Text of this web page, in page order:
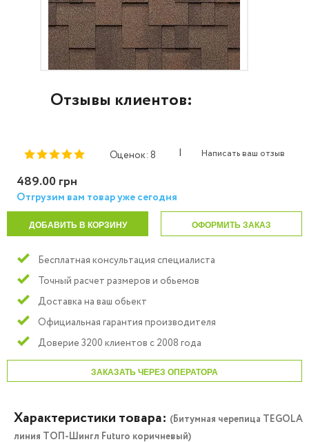
Отзывы клиентов:
Оценок: 8 | Написать ваш отзыв
489.00 грн
Отгрузим вам товар уже сегодня
ДОБАВИТЬ В КОРЗИНУ ОФОРМИТЬ ЗАКАЗ
Бесплатная консультация специалиста
Точный расчет размеров и обьемов
Доставка на ваш обьект
Официальная гарантия производителя
Доверие 3200 клиентов с 2008 года
ЗАКАЗАТЬ ЧЕРЕЗ ОПЕРАТОРА
Характеристики товара: (Битумная черепица TEGOLA
линия ТОП-Шингл Futuro коричневый)